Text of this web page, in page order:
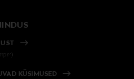
KÜSIMUSED